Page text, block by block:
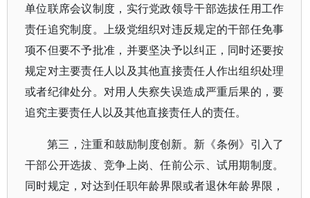
单位联席会议制度，实行党政领导干部选拔任用工作
责任追究制度。上级党组织对违反规定的干部任免事
项不但要不予批准，并要坚决予以纠正，同时还要按
规定对主要责任人以及其他直接责任人作出组织处理
或者纪律处分。对用人失察失误造成严重后果的，要
追究主要责任人以及其他直接责任人的责任。
第三，注重和鼓励制度创新。新《条例》引入了
干部公开选拔、竞争上岗、任前公示、试用期制度。
同时规定，对达到任职年龄界限或者退休年龄界限，